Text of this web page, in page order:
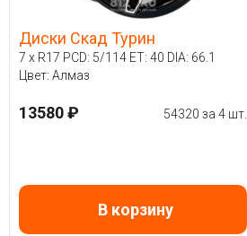
Диски Скад Турин
7 x R17 PCD: 5/114 ET: 40 DIA: 66.1
Цвет: Алмаз
13580 ₽ 54320 за 4 шт.
В корзину